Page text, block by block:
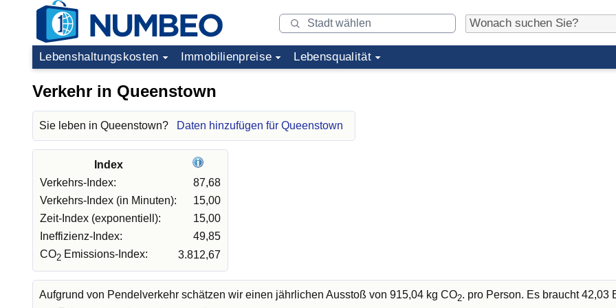
Lebenshaltungskosten Immobilienpreise Lebensqualität
Verkehr in Queenstown
Sie leben in Queenstown? Daten hinzufügen für Queenstown
Index
Verkehrs-Index:
87,68
Verkehrs-Index (in Minuten):
15,00
Zeit-Index (exponentiell):
15,00
Ineffizienz-Index:
49,85
CO2 Emissions-Index: 3.812,67
Aufgrund von Pendelverkehr schätzen wir einen jährlichen Ausstoß von 915,04 kg CO2. pro Person. Es braucht 42,03